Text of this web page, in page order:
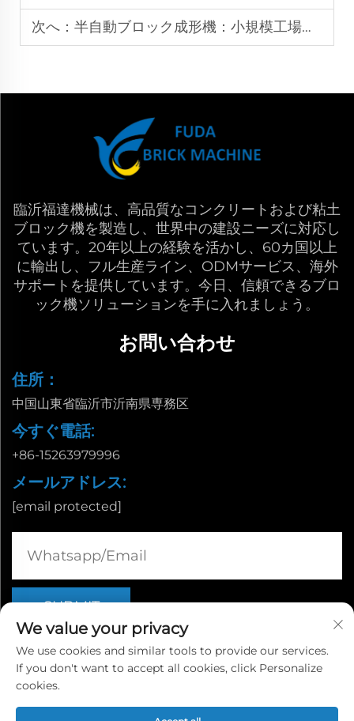
次へ： 半自動ブロック成形機：小規模工場向けの経済的ソリューション
臨沂福達機械は、高品質なコンクリートおよび粘土
ブロック機を製造し、世界中の建設ニーズに対応し
ています。20年以上の経験を活かし、60カ国以上
に輸出し、フル生産ライン、ODMサービス、海外
サポートを提供しています。今日、信頼できるブロ
ック機ソリューションを手に入れましょう。
お問い合わせ
住所：
中国山東省臨沂市沂南県専務区
今すぐ電話:
+86-15263979996
メールアドレス:
[email protected]
Copyright © 山東省臨沂市栄誠国際貿易有限公司 |プライバシー
We value your privacy
We use cookies and similar tools to provide our services.
If you don't want to accept all cookies, click Personalize
cookies.